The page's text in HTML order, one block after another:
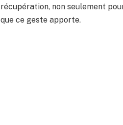
récupération, non seulement
que ce geste apporte.